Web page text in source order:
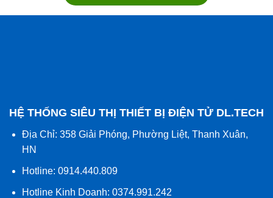
HỆ THỐNG SIÊU THỊ THIẾT BỊ ĐIỆN TỬ DL.TECH
Địa Chỉ: 358 Giải Phóng, Phường Liệt, Thanh Xuân,
HN
Hotline: 0914.440.809
Hotline Kinh Doanh: 0374.991.242